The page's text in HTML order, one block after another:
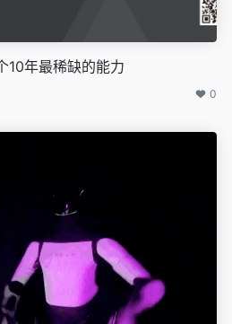
10年最稀缺的能力
0